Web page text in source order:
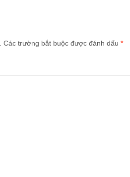
Các trường bắt buộc được đánh dấu *